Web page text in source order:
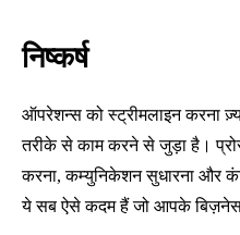
निष्कर्ष
ऑपरेशन्स को स्ट्रीमलाइन करना
तरीके से काम करने से जुड़ा है।
करना, कम्युनिकेशन सुधारना और
ये सब ऐसे कदम हैं जो आपके बिज़नेस